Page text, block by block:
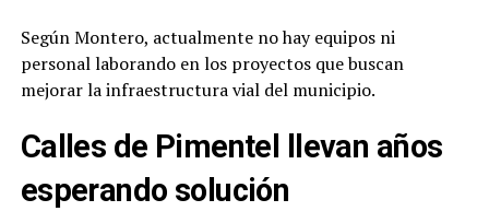
Según Montero, actualmente no hay equipos ni
personal laborando en los proyectos que buscan
mejorar la infraestructura vial del municipio.
Calles de Pimentel llevan años
esperando solución